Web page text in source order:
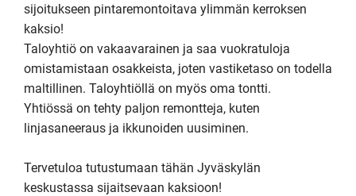
sijoitukseen pintaremontoitava ylimmän kerroksen
kaksio!
Taloyhtiö on vakaavarainen ja saa vuokratuloja
omistamistaan osakkeista, joten vastiketaso on todella
maltillinen. Taloyhtiöllä on myös oma tontti.
Yhtiössä on tehty paljon remontteja, kuten
linjasaneeraus ja ikkunoiden uusiminen.
Tervetuloa tutustumaan tähän Jyväskylän
keskustassa sijaitsevaan kaksioon!